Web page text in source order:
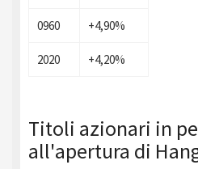
0960 +4,90%
2020 +4,20%
Titoli azionari in
all'apertura di